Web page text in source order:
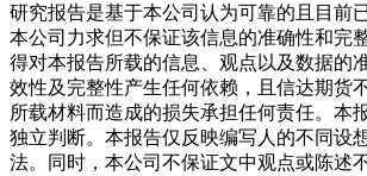
研究报告是基于本公司认为可靠的且目前
本公司力求但不保证该信息的准确性和完
得对本报告所载的信息、观点以及数据的
效性及完整性产生任何依赖，且信达期货
所载材料而造成的损失承担任何责任。本
独立判断。本报告仅反映编写人的不同设
法。同时，本公司不保证文中观点或陈述